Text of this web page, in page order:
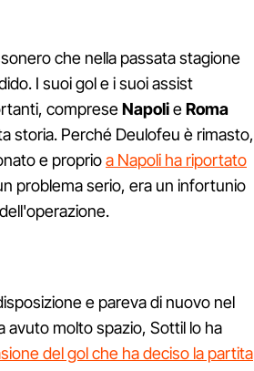
che nella passata stagione
I suoi gol e i suoi assist
compreseNapolieRoma
storia. Perché Deulofeu è rimasto,
e proprioa Napoli ha riportato
problema serio, era un infortunio
e pareva di nuovo nel
avuto molto spazio, Sottil lo ha
del gol che ha deciso la partita